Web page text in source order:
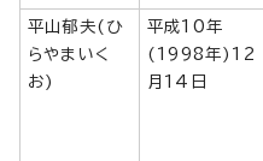
平山郁夫(ひ
らやまいく
お)
平成10年
(1998年)12
月14日